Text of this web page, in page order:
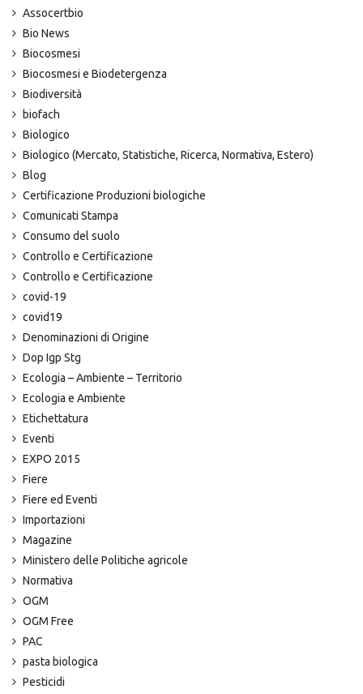
Assocertbio
Bio News
Biocosmesi
Biocosmesi e Biodetergenza
Biodiversità
biofach
Biologico
Biologico (Mercato, Statistiche, Ricerca, Normativa, Estero)
Blog
Certificazione Produzioni biologiche
Comunicati Stampa
Consumo del suolo
Controllo e Certificazione
Controllo e Certificazione
covid-19
covid19
Denominazioni di Origine
Dop Igp Stg
Ecologia – Ambiente – Territorio
Ecologia e Ambiente
Etichettatura
Eventi
EXPO 2015
Fiere
Fiere ed Eventi
Importazioni
Magazine
Ministero delle Politiche agricole
Normativa
OGM
OGM Free
PAC
pasta biologica
Pesticidi